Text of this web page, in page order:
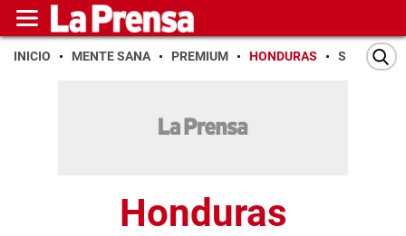
INICIO MENTE SANA PREMIUM HONDURAS SAN PEDRO
Honduras